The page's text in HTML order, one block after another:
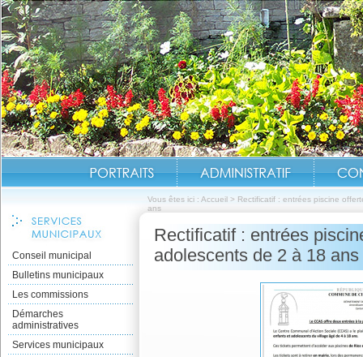
Vous êtes ici : Accueil > Rectificatif : entrées piscine
ans
Conseil municipal
Bulletins municipaux
Les commissions
Démarches
administratives
Services municipaux
Rectificatif : entrées
adolescents de 2 à 18 ans